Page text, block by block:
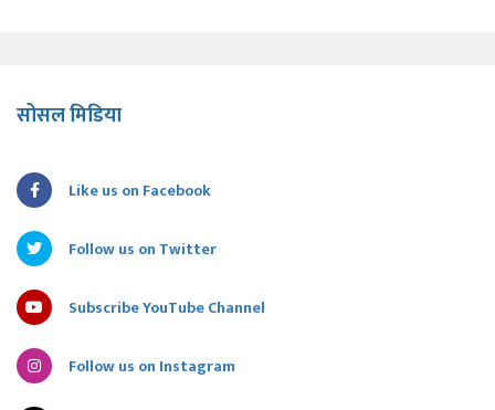
सोसल मिडिया
Like us on Facebook
Follow us on Twitter
Subscribe YouTube Channel
Follow us on Instagram